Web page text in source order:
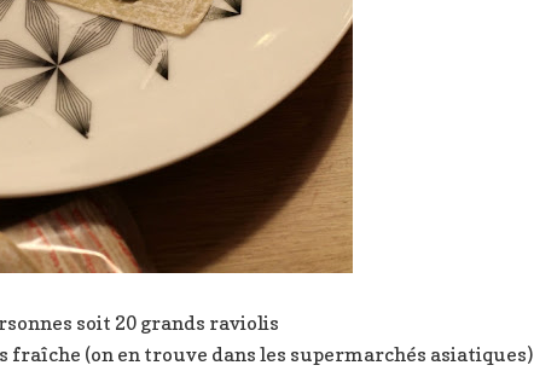
soit 20 grands raviolis
fraîche (on en trouve dans les supermarchés asiatiques)